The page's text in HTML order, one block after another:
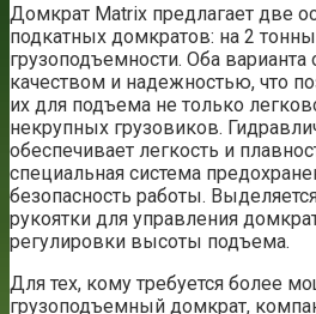
Домкрат Matrix предлагает две
подкатных домкратов: на 2
грузоподъемности. Оба
качеством и надежностью, что
их для подъема не только
некрупных грузовиков.
обеспечивает легкость и
специальная система
безопасность работы.
рукоятки для управления
регулировки высоты подъема.
Для тех, кому требуется более
грузоподъемный домкрат,